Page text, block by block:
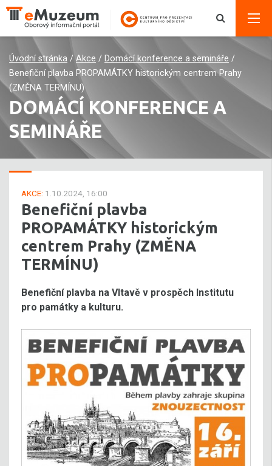
Úvodní stránka / Akce / Domácí konference a semináře /
Benefiční plavba PROPAMÁTKY historickým centrem Prahy
(ZMĚNA TERMÍNU)
DOMÁCÍ KONFERENCE A
SEMINÁŘE
AKCE: 1.10.2024, 16:00
Benefiční plavba
PROPAMÁTKY historickým
centrem Prahy (ZMĚNA
TERMÍNU)
Benefiční plavba na Vltavě v prospěch Institutu
pro památky a kulturu.